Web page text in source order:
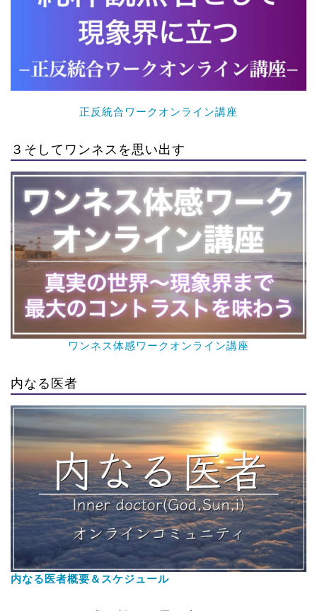
正反統合ワークオンライン講座
３そしてワンネスを思い出す
ワンネス体感ワークオンライン講座
内なる医者
内なる医者概要＆スケジュール